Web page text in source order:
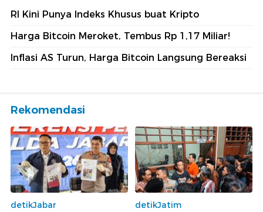
RI Kini Punya Indeks Khusus buat Kripto
Harga Bitcoin Meroket, Tembus Rp 1,17 Miliar!
Inflasi AS Turun, Harga Bitcoin Langsung Bereaksi
Rekomendasi
detikJabar
detikJatim